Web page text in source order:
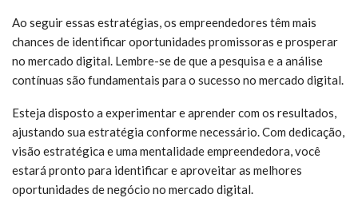
Ao seguir essas estratégias, os empreendedores têm mais
chances de identificar oportunidades promissoras e prosperar
no mercado digital. Lembre-se de que a pesquisa e a análise
contínuas são fundamentais para o sucesso no mercado digital.
Esteja disposto a experimentar e aprender com os resultados,
ajustando sua estratégia conforme necessário. Com dedicação,
visão estratégica e uma mentalidade empreendedora, você
estará pronto para identificar e aproveitar as melhores
oportunidades de negócio no mercado digital.